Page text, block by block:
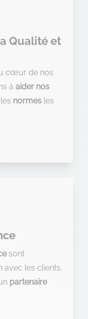
Qualité et
cœur de nos
à aider nos
les normes les
sont
avec les clients.
partenaire